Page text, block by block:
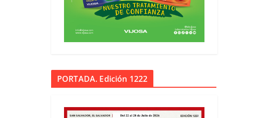
PORTADA. Edición 1222